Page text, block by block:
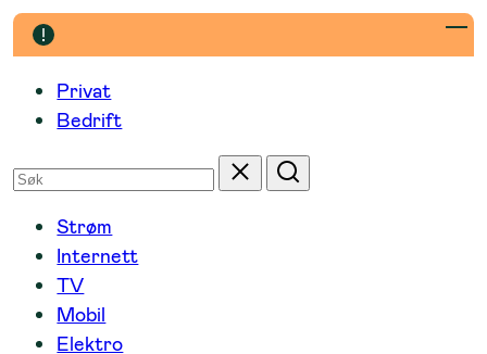
Hopp
til
innholdPrivat
Bedrift
Søk
etter
Tilbakestill
Søk
Strøm
Internett
TV
Mobil
Elektro